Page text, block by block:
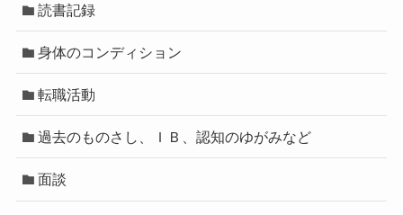
読書記録
身体のコンディション
転職活動
過去のものさし、ＩＢ、認知のゆがみなど
面談